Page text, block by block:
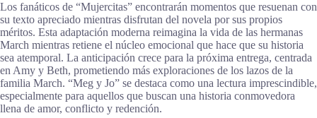
Los fanáticos de “Mujercitas” encontrarán momentos que resuenan con
su texto apreciado mientras disfrutan del novela por sus propios
méritos. Esta adaptación moderna reimagina la vida de las hermanas
March mientras retiene el núcleo emocional que hace que su historia
sea atemporal. La anticipación crece para la próxima entrega, centrada
en Amy y Beth, prometiendo más exploraciones de los lazos de la
familia March. “Meg y Jo” se destaca como una lectura imprescindible,
especialmente para aquellos que buscan una historia conmovedora
llena de amor, conflicto y redención.